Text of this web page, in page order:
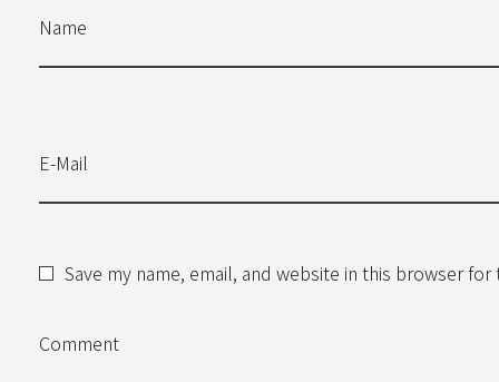
Name
E-Mail
Save my name, email, and website in this browser
Comment